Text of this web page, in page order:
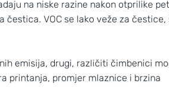
na niske razine nakon otprilike pet
čestica. VOC se lako veže za čestice,
emisija, drugi, različiti čimbenici
printanja, promjer mlaznice i brzina